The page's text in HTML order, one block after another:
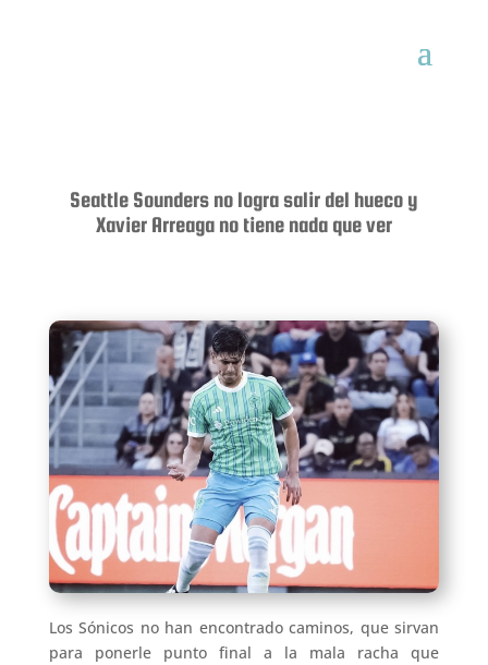
Seattle Sounders no logra salir del hueco y
Xavier Arreaga no tiene nada que ver
Los Sónicos no han encontrado caminos, que sirvan
para ponerle punto final a la mala racha que